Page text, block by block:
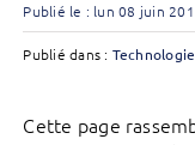
Publié le : lun 08 juin
Publié dans : Technologie
Cette page